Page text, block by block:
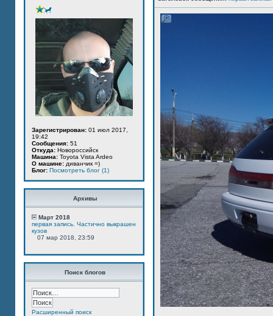
Зарегистрирован: 01 июл 2017,
19:42
Сообщения: 51
Откуда: Новороссийск
Машина: Toyota Vista Ardeo
О машине: диванчик =)
Блог: Посмотреть блог (1)
Архивы
Март 2018
первая запись. Частично выкрашен
кузов
07 мар 2018, 23:59
Поиск блогов
Расширенный поиск